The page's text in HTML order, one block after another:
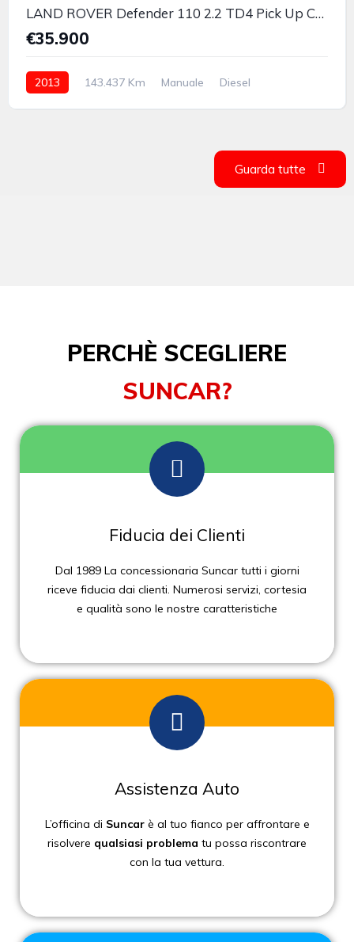
LAND ROVER Defender 110 2.2 TD4 Pick Up CASSONE RIBALTABILE
€35.900
2013 143.437 Km Manuale
Diesel
Guarda tutte
PERCHÈ SCEGLIERE
SUNCAR?
Fiducia dei Clienti
Dal 1989 La concessionaria Suncar tutti i giorni
riceve fiducia dai clienti. Numerosi servizi, cortesia
e qualità sono le nostre caratteristiche
Assistenza Auto
L’officina di Suncarè al tuo fianco per affrontare e
risolvere qualsiasi problema tu possa riscontrare
con la tua vettura.